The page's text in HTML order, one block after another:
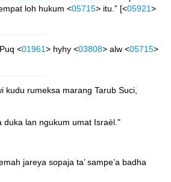
loh hukum <05715> itu.” [<05921>
<01961> hyhy <03808> alw <05715>
rumeksa marang Tarub Suci,
duka lan ngukum umat Israèl."
jareya sopaja ta’ sampe’a badha